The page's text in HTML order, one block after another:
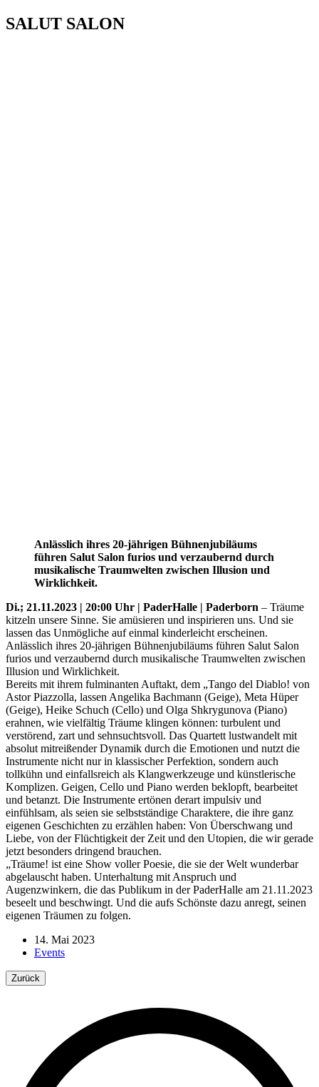
SALUT SALON
Anlässlich ihres 20-jährigen Bühnenjubiläums
führen Salut Salon furios und verzaubernd durch
musikalische Traumwelten zwischen Illusion und
Wirklichkeit.
Di.; 21.11.2023 | 20:00 Uhr | PaderHalle | Paderborn – Träume
kitzeln unsere Sinne. Sie amüsieren und inspirieren uns. Und sie
lassen das Unmögliche auf einmal kinderleicht erscheinen.
Anlässlich ihres 20-jährigen Bühnenjubiläums führen Salut Salon
furios und verzaubernd durch musikalische Traumwelten zwischen
Illusion und Wirklichkeit.
Bereits mit ihrem fulminanten Auftakt, dem „Tango del Diablo! von
Astor Piazzolla, lassen Angelika Bachmann (Geige), Meta Hüper
(Geige), Heike Schuch (Cello) und Olga Shkrygunova (Piano)
erahnen, wie vielfältig Träume klingen können: turbulent und
verstörend, zart und sehnsuchtsvoll. Das Quartett lustwandelt mit
absolut mitreißender Dynamik durch die Emotionen und nutzt die
Instrumente nicht nur in klassischer Perfektion, sondern auch
tollkühn und einfallsreich als Klangwerkzeuge und künstlerische
Komplizen. Geigen, Cello und Piano werden beklopft, bearbeitet
und betanzt. Die Instrumente ertönen derart impulsiv und
einfühlsam, als seien sie selbstständige Charaktere, die ihre ganz
eigenen Geschichten zu erzählen haben: Von Überschwang und
Liebe, von der Flüchtigkeit der Zeit und den Utopien, die wir gerade
jetzt besonders dringend brauchen.
„Träume! ist eine Show voller Poesie, die sie der Welt wunderbar
abgelauscht haben. Unterhaltung mit Anspruch und
Augenzwinkern, die das Publikum in der PaderHalle am 21.11.2023
beseelt und beschwingt. Und die aufs Schönste dazu anregt, seinen
eigenen Träumen zu folgen.
14. Mai 2023
Events